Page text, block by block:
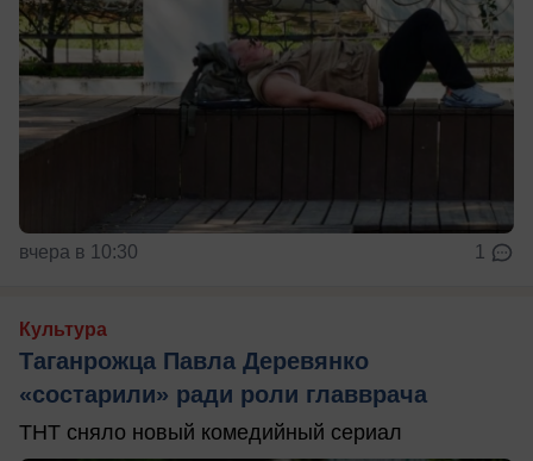
вчера в 10:30 1
Культура
Таганрожца Павла Деревянко
«состарили» ради роли главврача
ТНТ сняло новый комедийный сериал